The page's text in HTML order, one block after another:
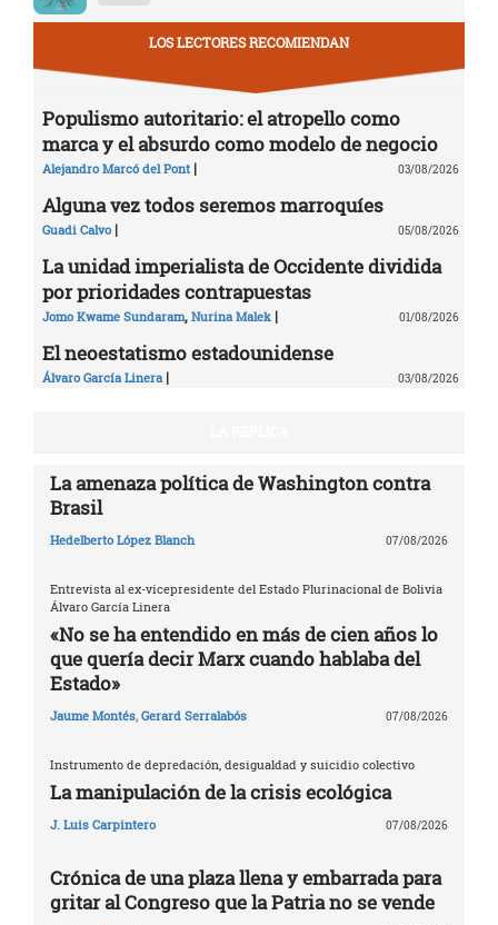
LOS LECTORES RECOMIENDAN
Populismo autoritario: el atropello como
marca y el absurdo como modelo de negocio
Alejandro Marcó del Pont | 03/08/2026
Alguna vez todos seremos marroquíes
Guadi Calvo | 05/08/2026
La unidad imperialista de Occidente dividida
por prioridades contrapuestas
Jomo Kwame Sundaram, Nurina Malek | 01/08/2026
El neoestatismo estadounidense
Álvaro García Linera | 03/08/2026
La amenaza política de Washington contra
Brasil
Hedelberto López Blanch 07/08/2026
Entrevista al ex-vicepresidente del Estado Plurinacional de Bolivia
Álvaro García Linera
«No se ha entendido en más de cien años lo
que quería decir Marx cuando hablaba del
Estado»
Jaume Montés, Gerard Serralabós 07/08/2026
Instrumento de depredación, desigualdad y suicidio colectivo
La manipulación de la crisis ecológica
J. Luis Carpintero 07/08/2026
Crónica de una plaza llena y embarrada para
gritar al Congreso que la Patria no se vende